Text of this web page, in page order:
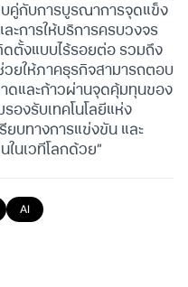
บคู่กับการบูรณาการจุดแข็ง
ะการให้บริการครบวงจร
ตั้งแบบไร้รอยต่อ รวมถึง
วยให้ภาคธุรกิจสามารถตอบ
และก้าวผ่านจุดคุ้มทุนของ
องรับเทคโนโลยีแห่ง
ยบทางการแข่งขัน และ
นเวทีโลกด้วย”
AI